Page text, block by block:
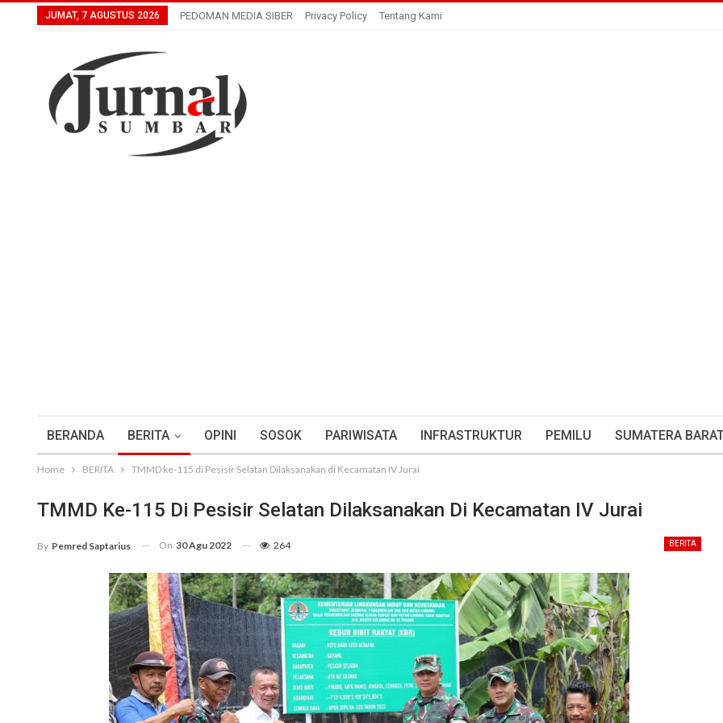
JUMAT, 7 AGUSTUS 2026 PEDOMAN MEDIA SIBER Privacy Policy Tentang Kami
BERANDA BERITA OPINI SOSOK PARIWISATA INFRASTRUKTUR PEMILU SUMATERA
Home BERITA TMMD ke-115 di Pesisir Selatan Dilaksanakan di Kecamatan IV Jurai
TMMD Ke-115 Di Pesisir Selatan Dilaksanakan Di Kecamatan IV Jurai
BERITA
By Pemred Saptarius On 30 Agu 2022 264